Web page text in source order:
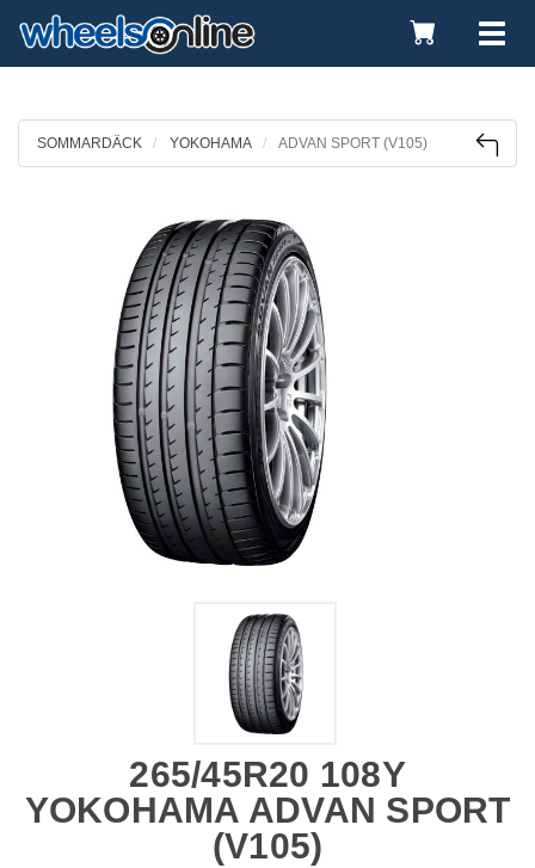
Toggle
Cart
SOMMARDÄCK YOKOHAMA ADVAN SPORT (V105)
265/45R20 108Y
YOKOHAMA ADVAN SPORT
(V105)